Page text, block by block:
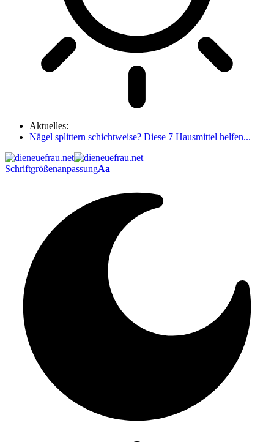
Aktuelles:
Nägel splittern schichtweise? Diese 7 Hausmittel helfen...
SchriftgrößenanpassungAa